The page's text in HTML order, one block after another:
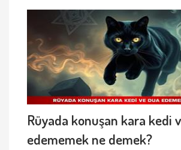
Rüyada konuşan kara kedi
edememek ne demek?